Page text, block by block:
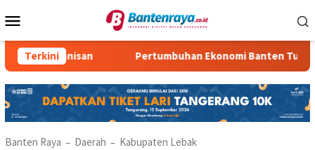
ke
Mobile
Terkini
Kemanisan Pertumbuhan Ekonomi Banten Turun
Banten Raya – Daerah – Kabupaten Lebak